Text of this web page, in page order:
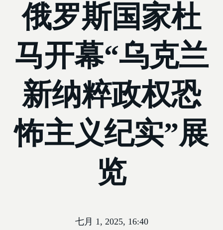
俄罗斯国家杜
马开幕“乌克兰
新纳粹政权恐
怖主义纪实”展
览
七月 1, 2025, 16:40